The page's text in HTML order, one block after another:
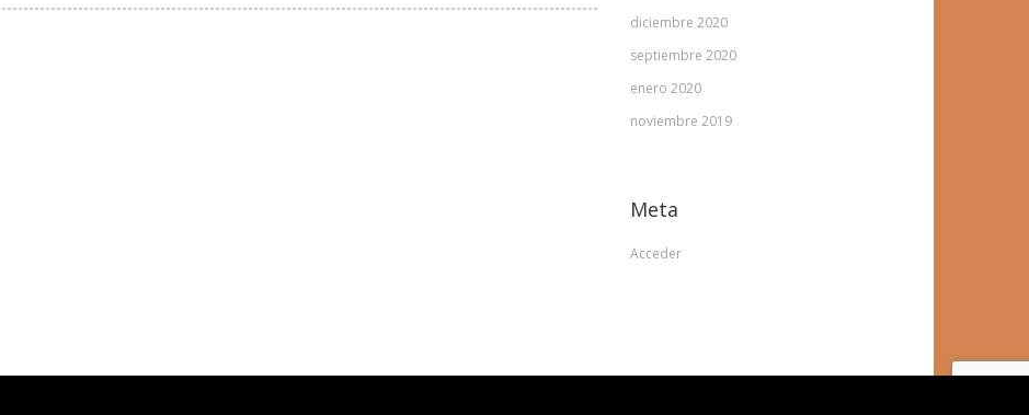
diciembre 2020
septiembre 2020
enero 2020
noviembre 2019
Meta
Acceder